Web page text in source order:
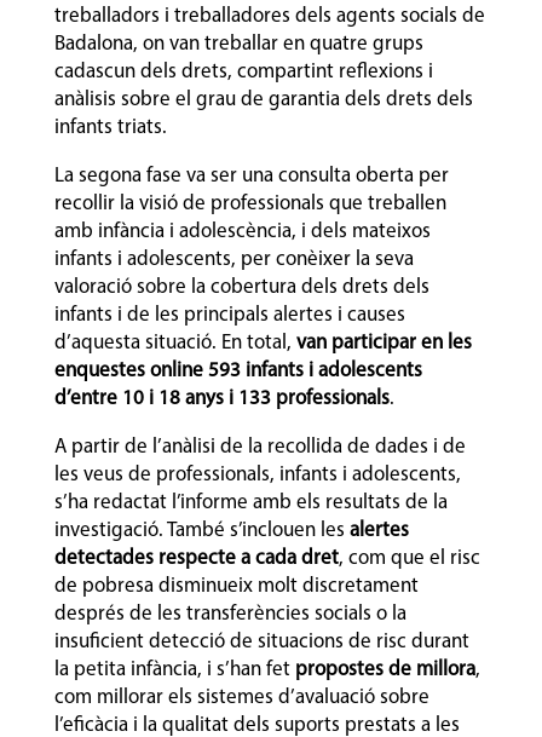
treballadors i treballadores dels agents socials de
Badalona, on van treballar en quatre grups
cadascun dels drets, compartint reflexions i
anàlisis sobre el grau de garantia dels drets dels
infants triats.
La segona fase va ser una consulta oberta per
recollir la visió de professionals que treballen
amb infància i adolescència, i dels mateixos
infants i adolescents, per conèixer la seva
valoració sobre la cobertura dels drets dels
infants i de les principals alertes i causes
d’aquesta situació. En total, van participar en les
enquestes online 593 infants i adolescents
d’entre 10 i 18 anys i 133 professionals.
A partir de l’anàlisi de la recollida de dades i de
les veus de professionals, infants i adolescents,
s’ha redactat l’informe amb els resultats de la
investigació. També s’inclouen les alertes
detectades respecte a cada dret, com que el risc
de pobresa disminueix molt discretament
després de les transferències socials o la
insuficient detecció de situacions de risc durant
la petita infància, i s’han fet propostes de millora,
com millorar els sistemes d’avaluació sobre
l’eficàcia i la qualitat dels suports prestats a les